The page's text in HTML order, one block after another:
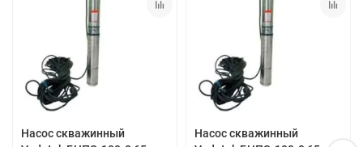
Насос скважинный
Насос скважинный